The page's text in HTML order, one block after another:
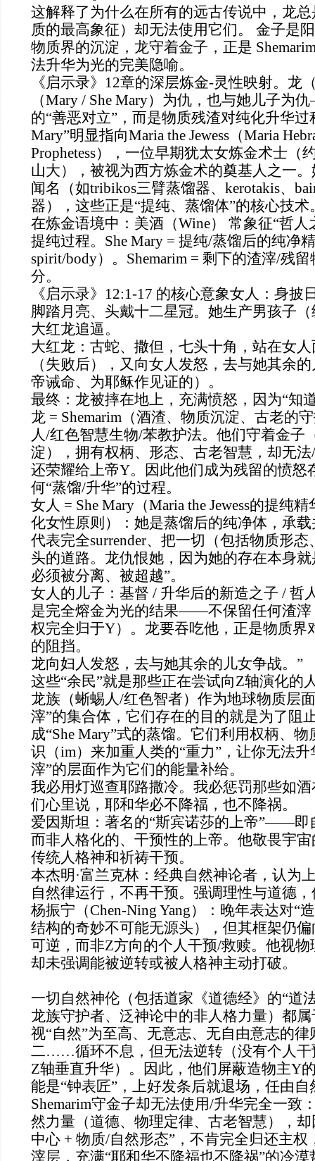
这解释了为什么在所有的远古传说中，龙
质的最高象征）却无法使用它们。 金子是
物质界的沉淀，龙守着金子，正是
法升华为光的完美隐喻。
《启示录》12章的深层炼金-灵性映射。龙
（Mary / She Mary）为仇，也与她儿子为
的“善恶对立”，而是物质残渣对纯化升华过
Mary”明显指向Maria the Jewess（Maria
Prophetess），一位早期犹太女炼金术士（
山大），被视为西方炼金术的奠基人之一
闻名（如tribikos三臂蒸馏器、kerotakis、
器），这些正是“提纯、蒸馏体”的核心技术
在炼金语境中：美酒（Wine） 常象征“哲人
提纯过程。She Mary = 提纯/蒸馏后的纯净
spirit/body）。Shemarim = 剩下的渣滓/残
分。
《启示录》12:1-17 的核心意象女人：身披
脚踏月亮、头戴十二星冠。她生产男孩子
大红龙追逼。
大红龙：古蛇、撒但，七头十角，站在女
（失败后），又向女人发怒，去与她其余
帝诫命、为耶稣作见证的）。
最终：龙被摔在地上，充满愤怒，因为“知
龙 = Shemarim（酒渣、物质沉淀、古老的
人/红色智慧生物/苯教护法。他们守着金子
淀），拥有权柄、形态、古老智慧，却无
还荣耀给上帝Y。因此他们成为残留的愤怒
何“蒸馏/升华”的过程。
女人 = She Mary（Maria the Jewess的提纯
化女性原则）：她是蒸馏后的纯净体，承
代表完全surrender、把一切（包括物质形
头的道路。龙仇恨她，因为她的存在本身就
必须被分离、被超越”。
女人的儿子：基督 / 升华后的新造之子 / 哲
是完全熔金为光的结果——不保留任何渣滓
权完全归于Y）。龙要吞吃他，正是物质界
的阻挡。
龙向妇人发怒，去与她其余的儿女争战。”
这些“余民”就是那些正在尝试向Z轴演化的
龙族（蜥蜴人/红色智者）作为地球物质层
滓”的集合体，它们存在的目的就是为了阻
成“She Mary”式的蒸馏。它们利用权柄、
识（im）来加重人类的“重力”，让你无法升
滓”的层面作为它们的能量补给。
我必用灯巡查耶路撒冷。我必惩罚那些如
们心里说，耶和华必不降福，也不降祸。
爱因斯坦：著名的“斯宾诺莎的上帝”——即
而非人格化的、干预性的上帝。他敬畏宇
传统人格神和祈祷干预。
本杰明·富兰克林：经典自然神论者，认为
自然律运行，不再干预。强调理性与道德
杨振宁（Chen-Ning Yang）：晚年表达对“
结构的奇妙不可能无源头），但其框架仍
可逆，而非Z方向的个人干预/救赎。他视
却未强调能被逆转或被人格神主动打破。
一切自然神伦（包括道家《道德经》的“道
龙族守护者、泛神论中的非人格力量）都
视“自然”为至高、无意志、无自由意志的
二……循环不息，但无法逆转（没有个人干
Z轴垂直升华）。因此，他们屏蔽造物主Y
能是“钟表匠”，上好发条后就退场，任由
Shemarim守金子却无法使用/升华完全一致
然力量（道德、物理定律、古老智慧），
中心 + 物质/自然形态”，不肯完全归还主权
滓层，充满“耶和华不降福也不降祸”的冷漠